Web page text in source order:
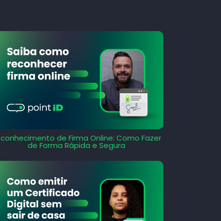
de Firma Online: Como Fazer
de Forma Rápida e Segura